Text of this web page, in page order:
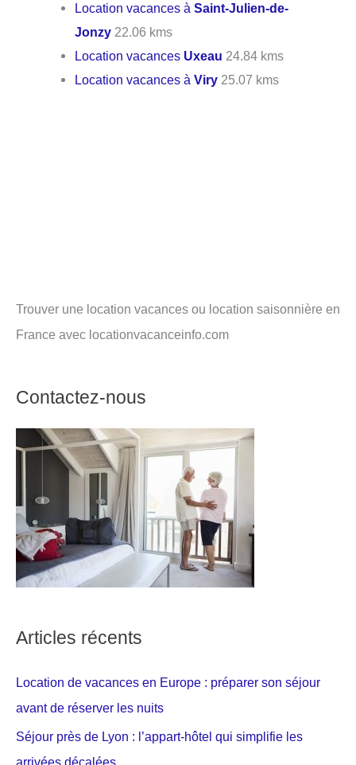
Location vacances àSaint-Julien-de-
Jonzy 22.06 kms
Location vacances Uxeau 24.84 kms
Location vacances àViry 25.07 kms
Trouver une location vacances ou location saisonnière en
France avec locationvacanceinfo.com
Contactez-nous
Articles récents
Location de vacances en Europe : préparer son séjour
avant de réserver les nuits
Séjour près de Lyon : l’appart-hôtel qui simplifie les
arrivées décalées